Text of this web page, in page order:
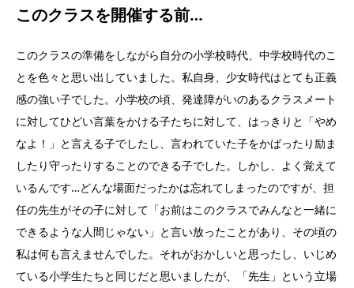
このクラスを開催する前…
このクラスの準備をしながら自分の小学校時代、中学校時代のこ
とを色々と思い出していました。私自身、少女時代はとても正義
感の強い子でした。小学校の頃、発達障がいのあるクラスメート
に対してひどい言葉をかける子たちに対して、はっきりと「やめ
なよ！」と言える子でしたし、言われていた子をかばったり励ま
したり守ったりすることのできる子でした。しかし、よく覚えて
いるんです…どんな場面だったかは忘れてしまったのですが、担
任の先生がその子に対して「お前はこのクラスでみんなと一緒に
できるような人間じゃない」と言い放ったことがあり、その頃の
私は何も言えませんでした。それがおかしいと思ったし、いじめ
ている小学生たちと同じだと思いましたが、「先生」という立場